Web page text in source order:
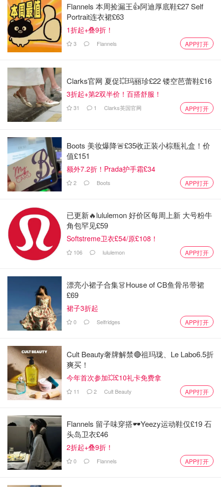
针对小孩饮酒这类错误，国泰将来会怎么预防？有没有
员工培训流程？
志愿医生身份到底怎么确认？为什么不启动专业医疗系
统？
出错的机组人员有没有道歉？是否会被追责？
呼吁家长注意飞行安全
目前，这个家庭正在整理正式投诉文件，并与媒体合作，把
这件事完整说出来，希望能唤起大家对儿童飞行安全的重
视。他们也坦言：国泰航空是全球知名的顶级航空，但这次
的应对让人非常失望。
而国泰航空目前还没有对外发表更详细的回应或说明，乘客
们的问题、特别是家长们的担忧，也依旧悬在空中。
境、服务、反应机制都必须到位。这个家庭用亲身经历提醒
我们——当安全出了问题，真不是送几个玩具就能一笔带过
的。
你曾遇过飞机服务上的疏忽吗？欢迎留言分享你的飞行经
历。
theoncetimes
Wikimedia Commons
是不是有鸡腿吃
泰航空回应来了！
Flannels 本周捡漏王👍阿迪厚底鞋£27 Self
Portrait连衣裙£63
1折起+叠9折！
3 Flannels APP打开
Clarks官网 夏促💥玛丽珍£22 镂空芭蕾鞋£16
3折起+第2双半价！百搭舒服！
31 1 Clarks英国官网 APP打开
Boots 美妆爆降🚨£35收正装小棕瓶礼盒！价
值£151
额外7.2折！Prada护手霜£34
2 Boots APP打开
已更新🔥lululemon 好价区每周上新 大号粉牛
角包罕见£59
Softstreme卫衣£54/原£108！
106 lululemon APP打开
漂亮小裙子合集👗House of CB鱼骨吊带裙
£69
裙子3折起
0 Selfridges APP打开
Cult Beauty奢牌解禁🔴祖玛珑、Le Labo6.5折
爽买！
今年首次参加💥£10礼卡免费拿
11 2 Cult Beauty APP打开
Flannels 留子味穿搭🕶️Yeezy运动鞋仅£19 石
头岛卫衣£46
2折起+叠9折！
0 Flannels APP打开